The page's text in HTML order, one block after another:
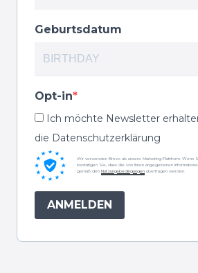
Geburtsdatum
Opt-in
Ich möchte Newsletter
die Datenschutzerklärung
Wir verwenden Brevo als unsere Marketing-Plattform. Wenn
bestätigen Sie, dass die von Ihnen angegebenen
gemäß den Nutzungsbedingungen übertragen werden.
ANMELDEN